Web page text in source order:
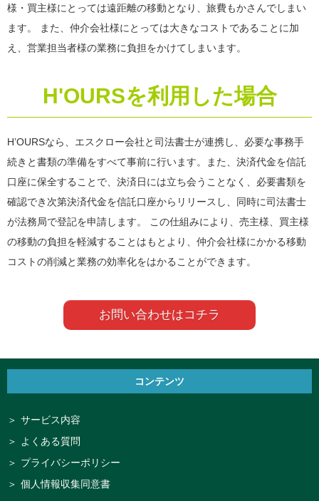
様・買主様にとっては遠距離の移動となり、旅費もかさんでしまい
ます。 また、仲介会社様にとっては大きなコストであることに加
え、営業担当者様の業務に負担をかけてしまいます。
H'OURSを利用した場合
H’OURSなら、エスクロー会社と司法書士が連携し、必要な事務手
続きと書類の準備をすべて事前に行います。また、決済代金を信託
口座に保全することで、決済日には立ち会うことなく、必要書類を
確認でき次第決済代金を信託口座からリリースし、同時に司法書士
が法務局で登記を申請します。 この仕組みにより、売主様、買主様
の移動の負担を軽減することはもとより、仲介会社様にかかる移動
コストの削減と業務の効率化をはかることができます。
お問い合わせはコチラ
コンテンツ
サービス内容
よくある質問
プライバシーポリシー
個人情報収集同意書